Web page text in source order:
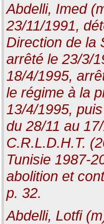
Abdelli, Imed
23/11/1991,
Direction de la
arrêté le 23/3/
18/4/1995,
le régime à la
13/4/1995,
du 28/11 au
C.R.L.D.H.T.
Tunisie 1987-
abolition et
p. 32.
Abdelli, Lotfi